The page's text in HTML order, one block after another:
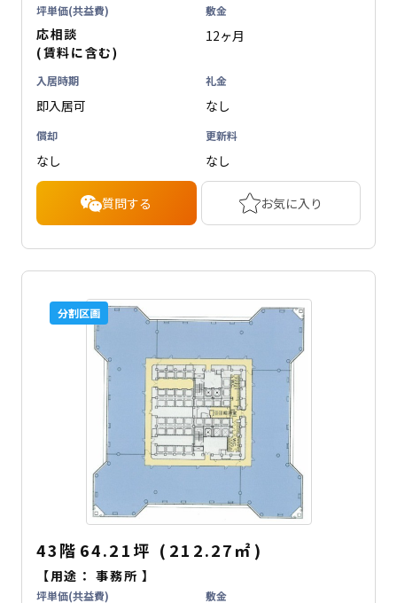
坪単価(共益費)
応相談
(賃料に含む)
敷金
12ヶ月
入居時期
即入居可
礼金
なし
償却
なし
更新料
なし
質問する お気に入り
分割区画
43階 64.21坪 ( 212.27㎡ )
【用途：事務所 】
坪単価(共益費) 敷金